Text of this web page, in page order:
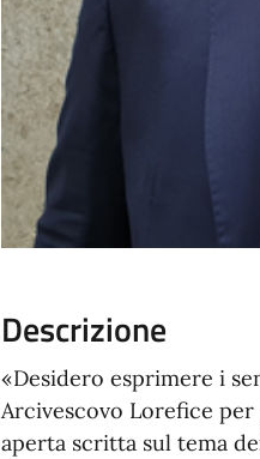
Descrizione
«Desidero esprimere i
Arcivescovo Lorefice
aperta scritta sul tema